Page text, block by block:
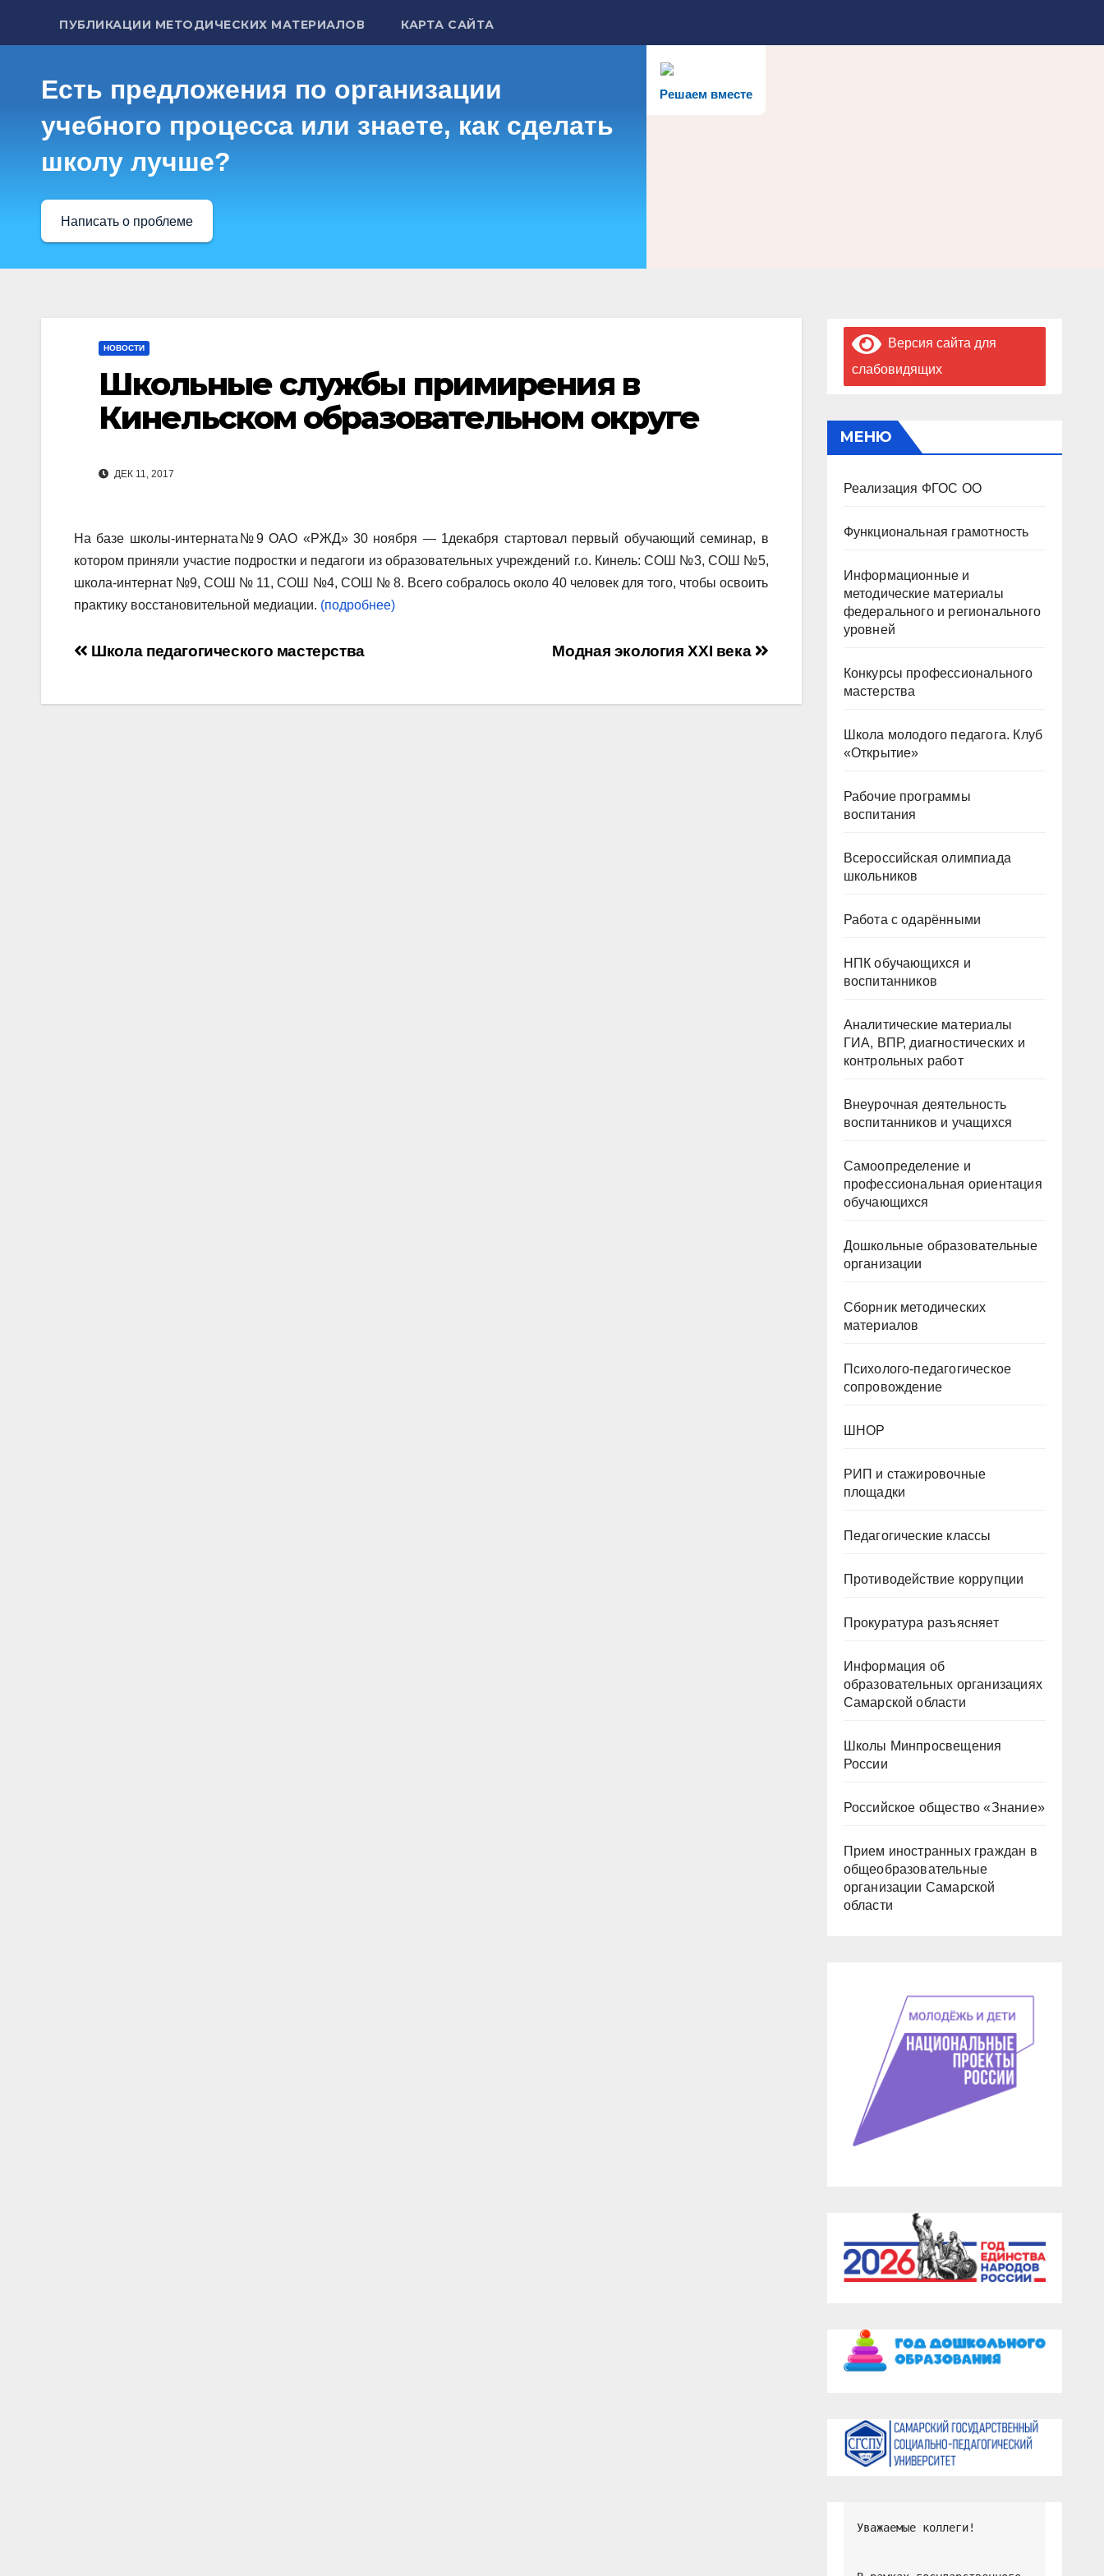
ПУБЛИКАЦИИ МЕТОДИЧЕСКИХ МАТЕРИАЛОВ КАРТА САЙТА
Решаем вместе
Есть предложения по организации
учебного процесса или знаете, как сделать
школу лучше?
Написать о проблеме
НОВОСТИ
Школьные службы примирения в
Кинельском образовательном округе
ДЕК 11, 2017
На базе школы-интерната№9 ОАО «РЖД» 30 ноября — 1декабря стартовал первый обучающий семинар, в
котором приняли участие подростки и педагоги из образовательных учреждений г.о. Кинель: СОШ №3, СОШ №5,
школа-интернат №9, СОШ № 11, СОШ №4, СОШ № 8. Всего собралось около 40 человек для того, чтобы освоить
практику восстановительной медиации. (подробнее)
Навигация
Модная экология XXI века
Школа педагогического мастерства
Версия сайта для
слабовидящих
МЕНЮ
Реализация ФГОС ОО
Функциональная грамотность
Информационные и
методические материалы
федерального и регионального
уровней
Конкурсы профессионального
мастерства
Школа молодого педагога. Клуб
«Открытие»
Рабочие программы
воспитания
Всероссийская олимпиада
школьников
Работа с одарёнными
НПК обучающихся и
воспитанников
Аналитические материалы
ГИА, ВПР, диагностических и
контрольных работ
Внеурочная деятельность
воспитанников и учащихся
Самоопределение и
профессиональная ориентация
обучающихся
Дошкольные образовательные
организации
Сборник методических
материалов
Психолого-педагогическое
сопровождение
ШНОР
РИП и стажировочные
площадки
Педагогические классы
Противодействие коррупции
Прокуратура разъясняет
Информация об
образовательных организациях
Самарской области
Школы Минпросвещения
России
Российское общество «Знание»
Прием иностранных граждан в
общеобразовательные
организации Самарской
области
Уважаемые коллеги!